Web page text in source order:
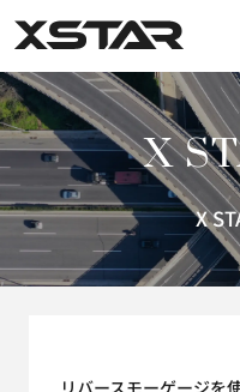
X
X
リバースモーゲージを